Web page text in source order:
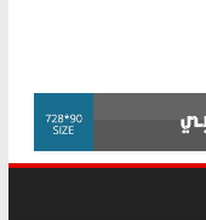
لجنة “الحق
لرصد الانتهاكات
وانتهاء أعمال
الإنسان يعلن
زهران.. ويؤكد:
المحاكمة العادلة